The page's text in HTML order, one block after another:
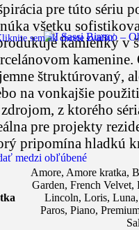
sem ak chcete zväčšiť
pre túto sériu
všetku
kamienky v
štruktúrovaný,
na vonkajšie
z ktorého
pre projekty
pripomína hladkú
medzi obľúbené
Amore, Amore kratka,
Garden, French Velvet,
Lincoln, Loris, Luna,
Paros, Piano,